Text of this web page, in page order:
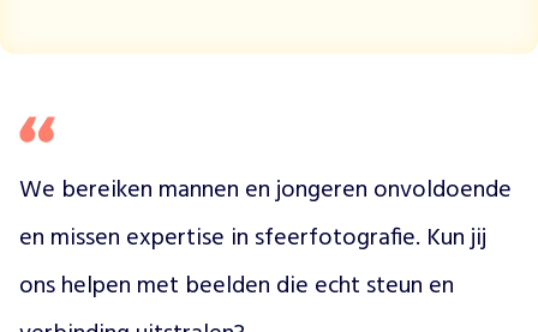
We bereiken mannen en jongeren onvoldoende
en missen expertise in sfeerfotografie. Kun jij
ons helpen met beelden die echt steun en